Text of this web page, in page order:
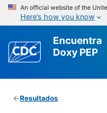
An official website of the
Here’s how you know
Encuentra
Doxy PEP
Resultados